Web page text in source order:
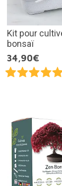
Kit pour
bonsaï
34,90€